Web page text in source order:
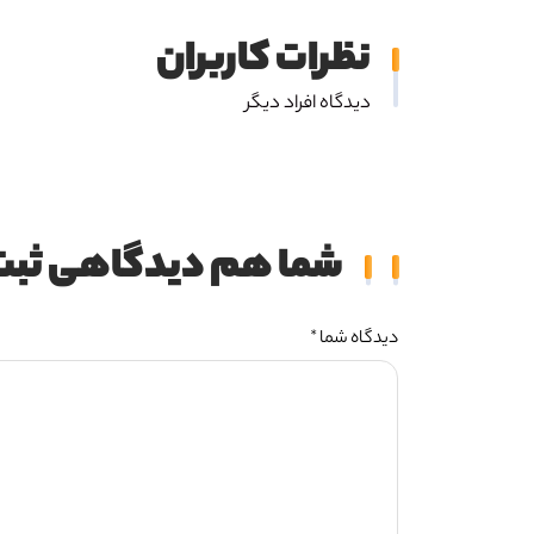
نظرات کاربران
دیدگاه افراد دیگر
شما هم دیدگاهی
دیدگاه شما *